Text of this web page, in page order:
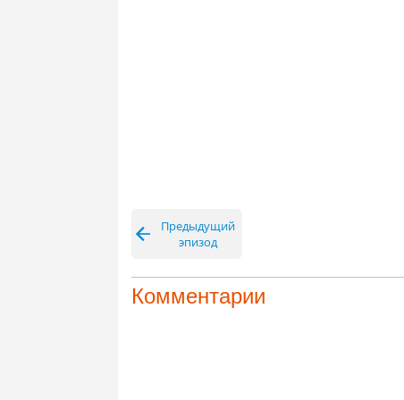
Предыдущий
эпизод
Комментарии